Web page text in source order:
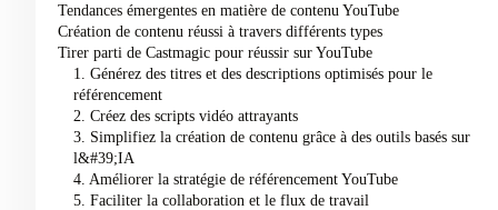
Tendances émergentes en matière de contenu YouTube
Création de contenu réussi à travers différents types
Tirer parti de Castmagic pour réussir sur YouTube
1. Générez des titres et des descriptions optimisés pour le
référencement
2. Créez des scripts vidéo attrayants
3. Simplifiez la création de contenu grâce à des outils basés sur
l&#39;IA
4. Améliorer la stratégie de référencement YouTube
5. Faciliter la collaboration et le flux de travail